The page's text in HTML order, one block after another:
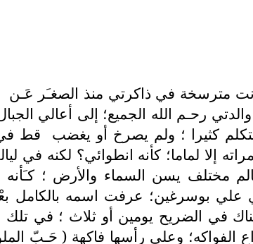
مترسخة في ذاكرتي منذ الصغـَر عَـن
رحـم الله الجميع؛ إلى أعالي
كثيرا ؛ ولم يصرخ أو يغضب
قط في
إلا لماما؛ كأنه انطوائي؟ لكنه في
مختلف يسن السماء والأرض ؛
بوسرغين؛ عرفت اسمه بالكامل
هناك في الضريح يومين أو ثلاث ؛ في
الفواكه؛ وعلى رأسها فاكهة ( حَـبّ